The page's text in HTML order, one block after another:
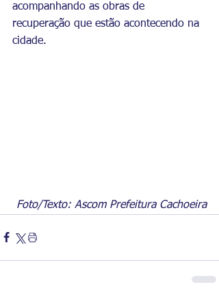
acompanhando as obras de
recuperação que estão acontecendo na
cidade.
Foto/Texto: Ascom Prefeitura Cachoeira